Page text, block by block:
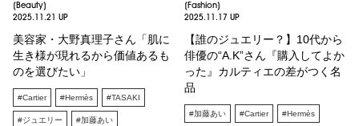
[Beauty]
2025.11.21 UP
美容家・大野真理子さん「肌に
生き様が現れるから価値あるも
のを選びたい」
#Cartier #Hermès #TASAKI
#ジュエリー #加藤あい
[Fashion]
2025.11.17 UP
【誰のジュエリー？】10代から
俳優の“A.K”さん『購入してよか
った』カルティエの差がつく名
品
#加藤あい #Cartier #Hermès